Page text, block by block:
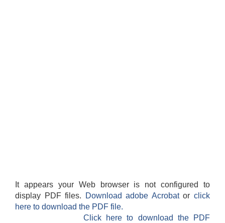
It appears your Web browser is not configured to
display PDF files.
Download adobe Acrobatorclick
here to download the PDF file.
Click here to download the PDF